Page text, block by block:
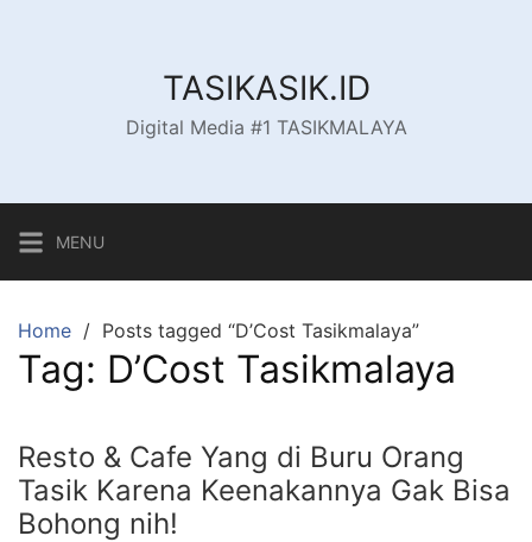
TASIKASIK.ID
Digital Media #1 TASIKMALAYA
MENU
Home Posts tagged “D’Cost Tasikmalaya”
Tag: D’Cost Tasikmalaya
Resto & Cafe Yang di Buru Orang
Tasik Karena Keenakannya Gak Bisa
Bohong nih!